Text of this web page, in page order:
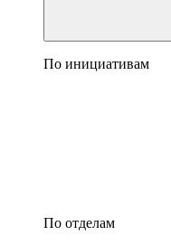
По инициативам
По отделам